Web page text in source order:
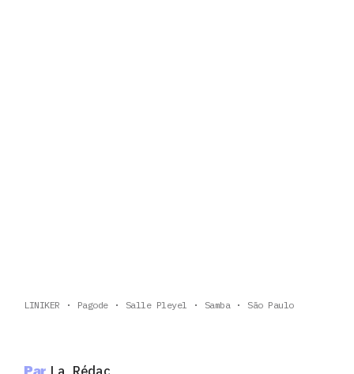
LINIKER Pagode Salle Pleyel Samba São Paulo
Par La Rédac